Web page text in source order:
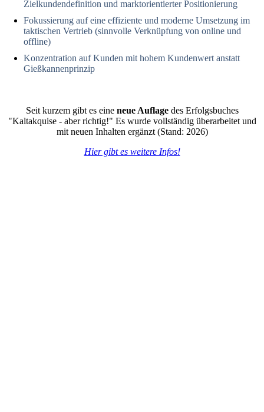
Zielkundendefinition und marktorientierter Positionierung
Fokussierung auf eine effiziente und moderne Umsetzung im
taktischen Vertrieb (sinnvolle Verknüpfung von online und
offline)
Konzentration auf Kunden mit hohem Kundenwert anstatt
Gießkannenprinzip
Seit kurzem gibt es eine neue Auflagedes Erfolgsbuches
"Kaltakquise - aber richtig!" Es wurde vollständig überarbeitet und
mit neuen Inhalten ergänzt (Stand: 2026)
Hier gibt es weitere Infos!